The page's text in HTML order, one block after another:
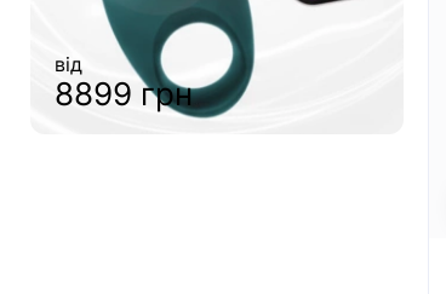
від
6999 грн
4999 грн